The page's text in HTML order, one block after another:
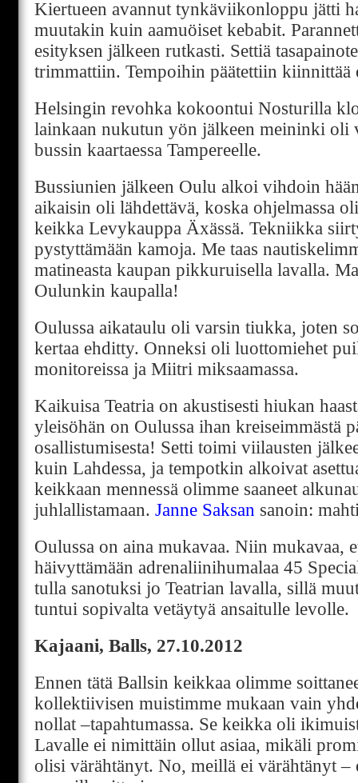
Kiertueen avannut tynkäviikonloppu jätti
muutakin kuin aamuöiset kebabit.
esityksen jälkeen rutkasti. Settiä
trimmattiin. Tempoihin päätettiin kiinnittää
Helsingin revohka kokoontui Nosturilla
lainkaan nukutun yön jälkeen meininki oli
bussin kaartaessa Tampereelle.
Bussiunien jälkeen Oulu alkoi vihdoin
aikaisin oli lähdettävä, koska ohjelmassa
keikka Levykauppa Äxässä. Tekniikka
pystyttämään kamoja. Me taas
matineasta kaupan pikkuruisella lavalla.
Oulunkin kaupalla!
Oulussa aikataulu oli varsin tiukka, joten
kertaa ehditty. Onneksi oli luottomiehet
monitoreissa ja Miitri miksaamassa.
Kaikuisa Teatria on akustisesti hiukan
yleisöhän on Oulussa ihan kreiseimmästä
osallistumisesta! Setti toimi viilausten
kuin Lahdessa, ja tempotkin alkoivat
keikkaan mennessä olimme saaneet
juhlallistamaan. Janne Saksan sanoin:
Oulussa on aina mukavaa. Niin mukavaa,
häivyttämään adrenaliinihumalaa 45
tulla sanotuksi jo Teatrian lavalla, sillä
tuntui sopivalta vetäytyä ansaitulle levolle.
Kajaani, Balls, 27.10.2012
Ennen tätä Ballsin keikkaa olimme
kollektiivisen muistimme mukaan vain
nollat –tapahtumassa. Se keikka oli
Lavalle ei nimittäin ollut asiaa, mikäli
olisi värähtänyt. No, meillä ei värähtänyt –